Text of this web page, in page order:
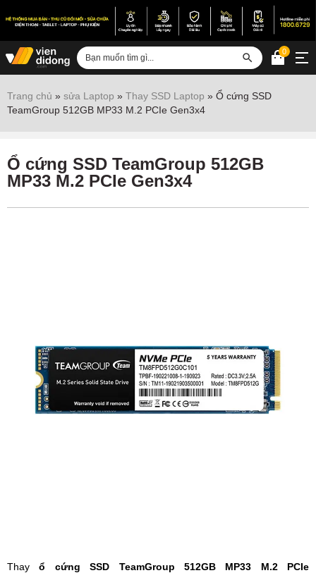
Sửa iPhone
Sửa Vertu
Hệ thống:
17 cửa hàng
0
Trang chủ » sửa Laptop » Thay SSD Laptop » Ổ cứng SSD
TeamGroup 512GB MP33 M.2 PCIe Gen3x4
Ổ cứng SSD TeamGroup 512GB
MP33 M.2 PCIe Gen3x4
Thay ổ cứng SSD TeamGroup 512GB MP33 M.2 PCIe